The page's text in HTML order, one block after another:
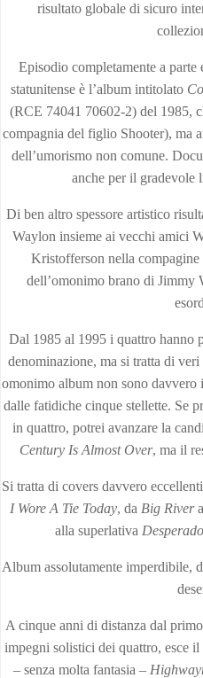
risultato globale di sicuro
Episodio completamente a
statunitense è l’album intitolato
(RCE 74041 70602-2) del 1985,
compagnia del figlio Shooter), ma
dell’umorismo non comune.
anche per il gradevole
Di ben altro spessore artistico
Waylon insieme ai vecchi amici
Kristofferson nella compagine
dell’omonimo brano di Jimmy
Dal 1985 al 1995 i quattro hanno
denominazione, ma si tratta di
omonimo album non sono davvero
dalle fatidiche cinque stellette. Se
in quattro, potrei avanzare la
Century Is Almost Over, ma il
Si tratta di covers davvero
I Wore A Tie Today, da Big Rivera
alla superlativa
Album assolutamente imperdibile,
A cinque anni di distanza dal
impegni solistici dei quattro, esce il
– senza molta fantasia –